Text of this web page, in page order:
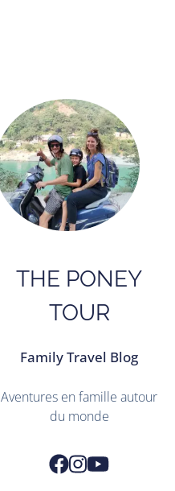
THE PONEY
TOUR
Family Travel Blog
Aventures en famille autour
du monde